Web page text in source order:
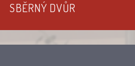
SBĚRNÝ DVŮR